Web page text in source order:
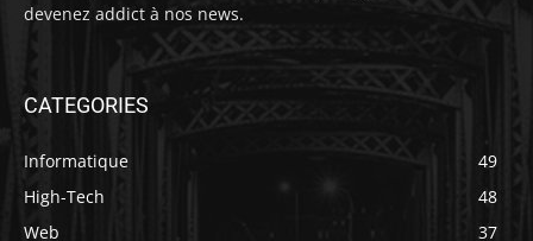
devenez addict à nos news.
CATEGORIES
Informatique
49
High-Tech
48
Web
37